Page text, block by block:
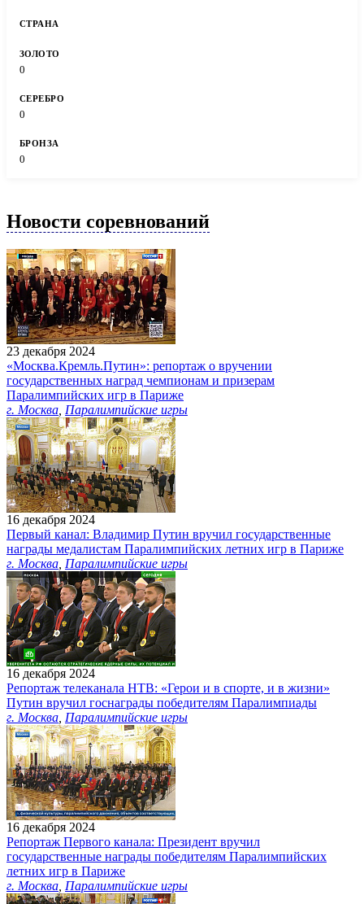
0
0
0
Новости соревнований
23 декабря 2024
«Москва.Кремль.Путин»: репортаж о вручении
государственных наград чемпионам и призерам
Паралимпийских игр в Париже
г. Москва Паралимпийские игры
16 декабря 2024
Первый канал: Владимир Путин вручил государственные
награды медалистам Паралимпийских летних игр в Париже
г. Москва Паралимпийские игры
16 декабря 2024
Репортаж телеканала НТВ: «Герои и в спорте, и в жизни»
Путин вручил госнаграды победителям Паралимпиады
г. Москва Паралимпийские игры
16 декабря 2024
Репортаж Первого канала: Президент вручил
государственные награды победителям Паралимпийских
летних игр в Париже
г. Москва Паралимпийские игры